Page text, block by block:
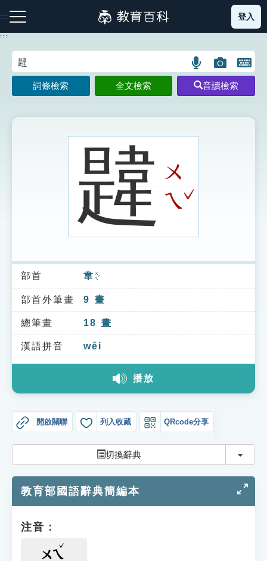
到
主
:::
注音索引圖示 筆畫索引圖示 部首索引表圖示
索引選單
知識索引
單字索引
生命大百科索引
教學應用
貓頭鷹博士
登入
:::
語
言
搜
示
圖
片
搜
開
鍵
圖
詞條檢索 全文檢索 音讀檢索
韙ㄨ
ㄟ ˇ
部首 韋 ㄨㄟˊ
部首外筆畫 9 畫
總筆畫 18 畫
漢語拼音 wěi
播放
開啟關聯 列入收藏 QRcode分享
切換辭典 切換
教育部國語辭典簡編本
注音：
ㄨㄟ